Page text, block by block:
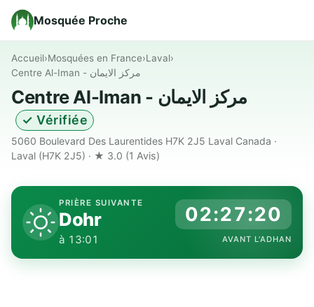
Mosquée Proche
Accueil›Mosquées en France›Laval›
Centre Al-Iman - مركز الايمان
Centre Al-Iman - مركز الايمان
✓ Vérifiée
5060 Boulevard Des Laurentides H7K 2J5 Laval Canada ·
Laval (H7K 2J5) · ★ 3.0 (1 Avis)
PRIÈRE SUIVANTE
Dohr
à 13:01
02:27:19
AVANT L'ADHAN